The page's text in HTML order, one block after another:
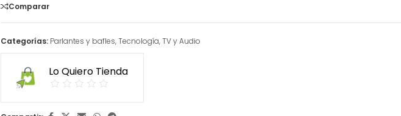
Comparar
Categorías: Parlantes y bafles,Tecnología,TV y Audio
Lo Quiero Tienda